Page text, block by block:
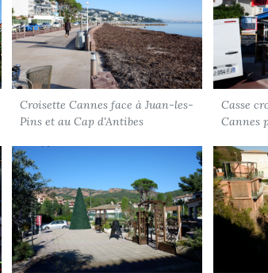
Croisette Cannes face à Juan-les-
Pins et au Cap d'Antibes
Casse
Cannes